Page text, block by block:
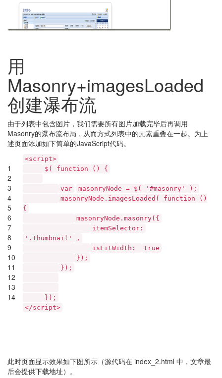
用
Masonry+imagesLoaded
创建瀑布流
由于列表中包含图片，我们需要所有图片加载完毕后再调用
Masonry的瀑布流布局，从而方式列表中的元素重叠在一起。为上
述页面添加如下简单的JavaScript代码。
1
2
3
4
5
6
7
8
9
10
11
12
13
14
<script>
$(
function () {
var masonryNode = $( '#masonry'
);
masonryNode.imagesLoaded(
function
()
{
masonryNode.masonry({
itemSelector:
'.thumbnail'
,
isFitWidth:
true
});
});
});
</script>
此时页面显示效果如下图所示（源代码在 index_2.html 中，文章最
后会提供下载地址）。